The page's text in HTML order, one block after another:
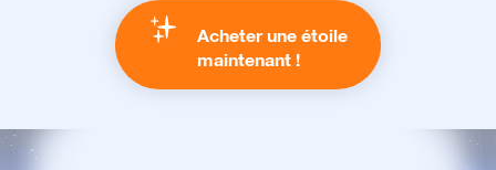
Acheter une étoile
maintenant !